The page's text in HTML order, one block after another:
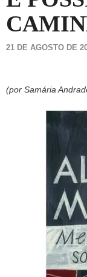
21 DE AGOSTO DE
(por Samária